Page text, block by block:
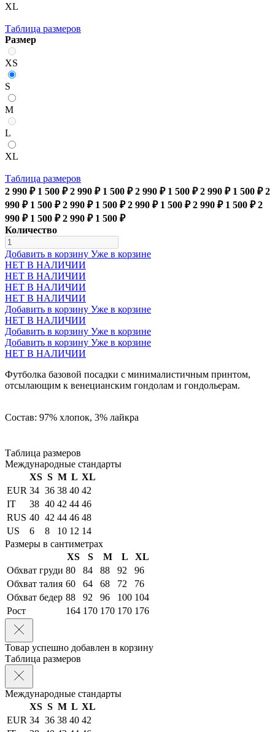
XL
Таблица размеров
Размер
XS
S
M
L
XL
Таблица размеров
2 990 ₽ 1 500 ₽ 2 990 ₽ 1 500 ₽ 2 990 ₽ 1 500 ₽ 2 990 ₽ 1 500 ₽ 2
990 ₽ 1 500 ₽ 2 990 ₽ 1 500 ₽ 2 990 ₽ 1 500 ₽ 2 990 ₽ 1 500 ₽ 2
990 ₽ 1 500 ₽ 2 990 ₽ 1 500 ₽
Количество
Добавить в корзину Уже в корзине
НЕТ В НАЛИЧИИ
НЕТ В НАЛИЧИИ
НЕТ В НАЛИЧИИ
НЕТ В НАЛИЧИИ
Добавить в корзину Уже в корзине
НЕТ В НАЛИЧИИ
Добавить в корзину Уже в корзине
Добавить в корзину Уже в корзине
НЕТ В НАЛИЧИИ
Футболка базовой посадки с минималистичным принтом,
отсылающим к венецианским гондолам и гондольерам.
Состав: 97% хлопок, 3% лайкра
Таблица размеров
Международные стандарты
XS S M L XL
EUR 34 36 38 40 42
IT
38 40 42 44 46
RUS 40 42 44 46 48
US
6 8 10 12 14
Размеры в сантиметрах
XS
S M L
XL
Обхват груди 80 84 88 92
96
Обхват талия 60 64 68 72
76
Обхват бедер 88 92 96 100 104
Рост
164 170 170 170 176
Товар успешно добавлен в корзину
Таблица размеров
Международные стандарты
XS S M L XL
EUR 34 36 38 40 42